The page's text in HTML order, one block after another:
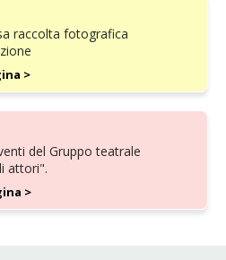
raccolta fotografica
>
del Gruppo teatrale
attori".
>